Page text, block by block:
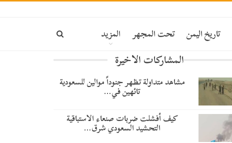
تاريخ اليمن تحت المجهر المزيد
المشاركات الاخيرة
مشاهد متداولة تظهر جنوداً موالين للسعودية
تائهين في…
​كيف أفشلت ضربات صنعاء الاستباقية
التحشيد السعودي شرق…